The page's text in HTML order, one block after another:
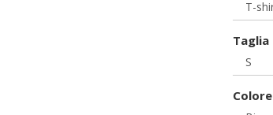
Taglia
Colore